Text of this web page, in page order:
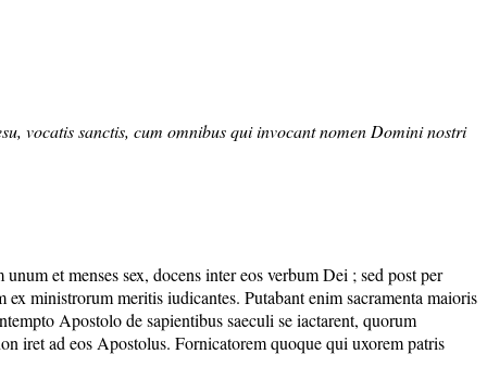
vocatis sanctis, cum omnibus qui invocant nomen Domini nostri
et menses sex, docens inter eos verbum Dei ; sed post per
ministrorum meritis iudicantes. Putabant enim sacramenta maioris
Apostolo de sapientibus saeculi se iactarent, quorum
iret ad eos Apostolus. Fornicatorem quoque qui uxorem patris